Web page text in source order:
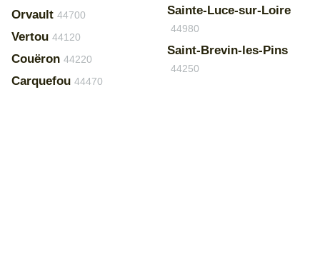
Orvault 44700
Vertou 44120
Couëron 44220
Carquefou 44470
Sainte-Luce-sur-Loire
44980
Saint-Brevin-les-Pins
44250